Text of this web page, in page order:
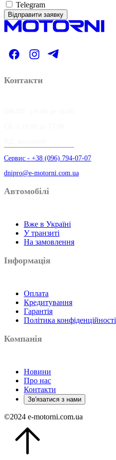
Telegram
Відправити заявку
Контакти
Сервис - +38 (096) 794-07-07
dnipro@e-motorni.com.ua
Автомобілі
Вже в Україні
У транзиті
На замовлення
Інформація
Оплата
Кредитування
Гарантія
Політика конфіденційності
Компанія
Новини
Про нас
Контакти
Зв'язатися з нами
©2024 e-motorni.com.ua